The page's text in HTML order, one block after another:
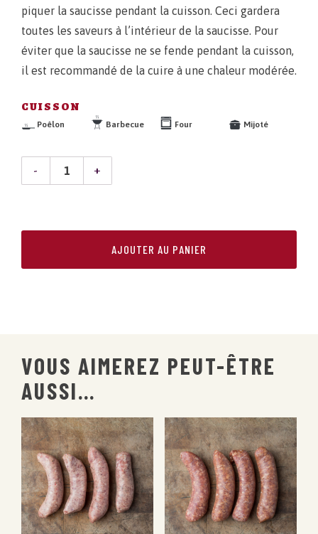
piquer la saucisse pendant la cuisson. Ceci gardera
toutes les saveurs à l’intérieur de la saucisse. Pour
éviter que la saucisse ne se fende pendant la cuisson,
il est recommandé de la cuire à une chaleur modérée.
CUISSON
Poêlon Barbecue Four Mijoté
|
CHAMPIGNONS
AJOUTER AU PANIER
VOUS AIMEREZ PEUT-ÊTRE
AUSSI…